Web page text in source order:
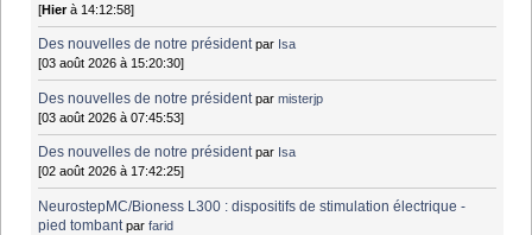
[Hierà 14:12:58]
Des nouvelles de notre président par Isa
[03 août 2026 à 15:20:30]
Des nouvelles de notre président parmisterjp
[03 août 2026 à 07:45:53]
Des nouvelles de notre président par Isa
[02 août 2026 à 17:42:25]
NeurostepMC/Bioness L300 : dispositifs de stimulation électrique -
pied tombant parfarid